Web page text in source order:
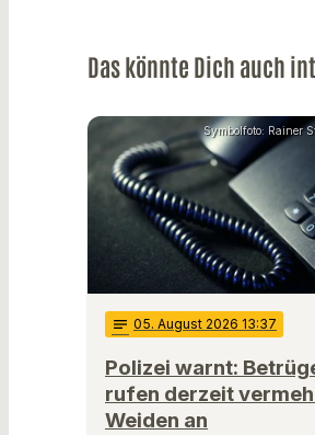
Das könnte Dich auch
Symbolfoto: Rainer
notes 05. August 2026 13:37
Polizei warnt:
rufen derzeit
Weiden an